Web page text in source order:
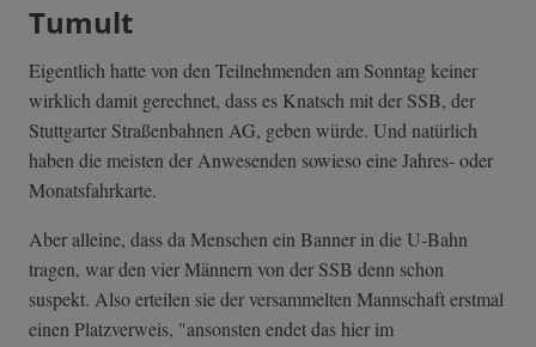
Tumult
Eigentlich hatte von den Teilnehmenden am Sonntag keiner
wirklich damit gerechnet, dass es Knatsch mit der SSB, der
Stuttgarter Straßenbahnen AG, geben würde. Und natürlich
haben die meisten der Anwesenden sowieso eine Jahres- oder
Monatsfahrkarte.
Aber alleine, dass da Menschen ein Banner in die U-Bahn
tragen, war den vier Männern von der SSB denn schon
suspekt. Also erteilen sie der versammelten Mannschaft erstmal
einen Platzverweis, "ansonsten endet das hier im